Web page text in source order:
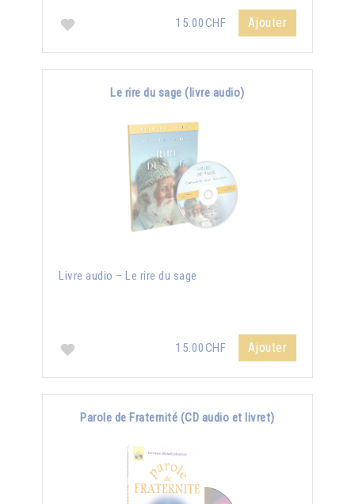
15.00CHF Ajouter
Le rire du sage (livre audio)
Livre audio – Le rire du sage
15.00CHF Ajouter
Parole de Fraternité (CD audio et livret)